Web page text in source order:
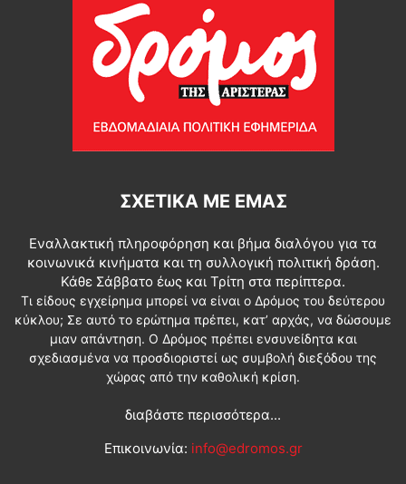
ΣΧΕΤΙΚΆ ΜΕ ΕΜΆΣ
Εναλλακτική πληροφόρηση και βήμα διαλόγου για τα
κοινωνικά κινήματα και τη συλλογική πολιτική δράση.
Κάθε Σάββατο έως και Τρίτη στα περίπτερα.
Τι είδους εγχείρημα μπορεί να είναι ο Δρόμος του δεύτερου
κύκλου; Σε αυτό το ερώτημα πρέπει, κατ’ αρχάς, να δώσουμε
μιαν απάντηση. Ο Δρόμος πρέπει ενσυνείδητα και
σχεδιασμένα να προσδιοριστεί ως συμβολή διεξόδου της
χώρας από την καθολική κρίση.
διαβάστε περισσότερα...
Επικοινωνία: info@edromos.gr